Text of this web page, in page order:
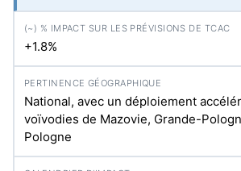
+1.8%
National, avec un déploiement
voïvodies de Mazovie, Grande-
Pologne